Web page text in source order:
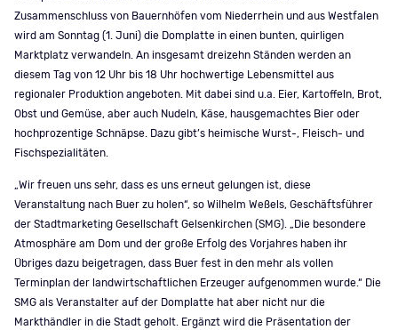
Zusammenschluss von Bauernhöfen vom Niederrhein und aus Westfalen
wird am Sonntag (1. Juni) die Domplatte in einen bunten, quirligen
Marktplatz verwandeln. An insgesamt dreizehn Ständen werden an
diesem Tag von 12 Uhr bis 18 Uhr hochwertige Lebensmittel aus
regionaler Produktion angeboten. Mit dabei sind u.a. Eier, Kartoffeln, Brot,
Obst und Gemüse, aber auch Nudeln, Käse, hausgemachtes Bier oder
hochprozentige Schnäpse. Dazu gibt’s heimische Wurst-, Fleisch- und
Fischspezialitäten.
„Wir freuen uns sehr, dass es uns erneut gelungen ist, diese
Veranstaltung nach Buer zu holen“, so Wilhelm Weßels, Geschäftsführer
der Stadtmarketing Gesellschaft Gelsenkirchen (SMG). „Die besondere
Atmosphäre am Dom und der große Erfolg des Vorjahres haben ihr
Übriges dazu beigetragen, dass Buer fest in den mehr als vollen
Terminplan der landwirtschaftlichen Erzeuger aufgenommen wurde.“ Die
SMG als Veranstalter auf der Domplatte hat aber nicht nur die
Markthändler in die Stadt geholt. Ergänzt wird die Präsentation der